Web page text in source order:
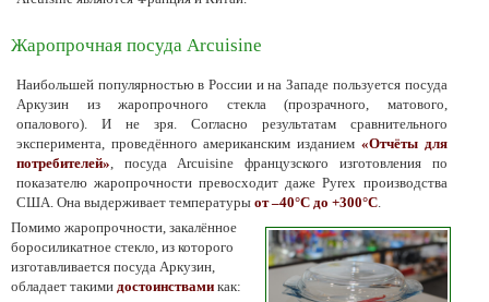
Жаропрочная посуда Arcuisine
Наибольшей популярностью в России и на Западе пользуется посуда
Аркузин из жаропрочного стекла (прозрачного, матового,
опалового). И не зря. Согласно результатам сравнительного
эксперимента, проведённого американским изданием «Отчёты для
потребителей» , посуда Arcuisine французского изготовления по
показателю жаропрочности превосходит даже Pyrex производства
США. Она выдерживает температуры от –40°C до +300°C
Помимо жаропрочности, закалённое
боросиликатное стекло, из которого
изготавливается посуда Аркузин,
обладает такими достоинствами как: